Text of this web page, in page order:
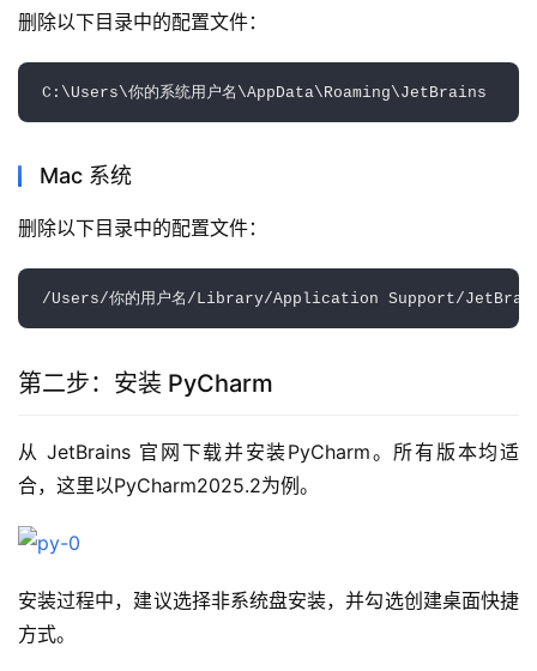
删除以下目录中的配置文件：
Mac 系统
删除以下目录中的配置文件：
第二步：安装 PyCharm
从 JetBrains 官网下载并安装PyCharm。所有版本均适
合，这里以PyCharm2025.2为例。
安装过程中，建议选择非系统盘安装，并勾选创建桌面快捷
方式。